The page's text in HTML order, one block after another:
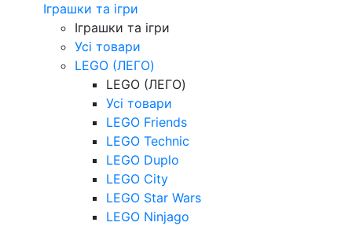
Іграшки та ігри
Іграшки та ігри
Усі товари
LEGO (ЛЕГО)
LEGO (ЛЕГО)
Усі товари
LEGO Friends
LEGO Technic
LEGO Duplo
LEGO City
LEGO Star Wars
LEGO Ninjago